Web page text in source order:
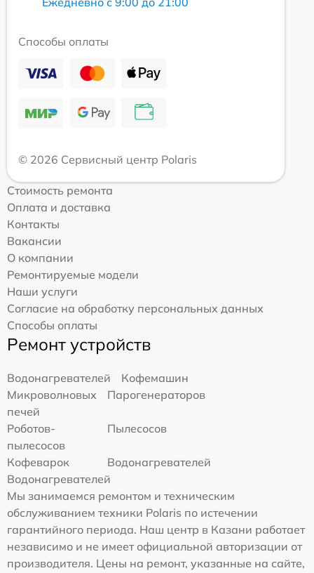
Способы оплаты
© 2026 Сервисный центр Polaris
Стоимость ремонта
Оплата и доставка
Контакты
Вакансии
О компании
Ремонтируемые модели
Наши услуги
Согласие на обработку персональных данных
Способы оплаты
Ремонт устройств
Водонагревателей
Кофемашин
Микроволновых
печей
Парогенераторов
Роботов-
пылесосов
Пылесосов
Кофеварок
Водонагревателей
Водонагревателей
Мы занимаемся ремонтом и техническим
обслуживанием техники Polaris по истечении
гарантийного периода. Наш центр в Казани работает
независимо и не имеет официальной авторизации от
производителя. Цены на ремонт, указанные на сайте,